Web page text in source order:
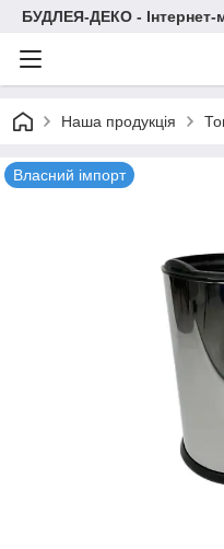
БУДЛЕЯ-ДЕКО - Інтернет-
Наша продукція
Власний імпорт